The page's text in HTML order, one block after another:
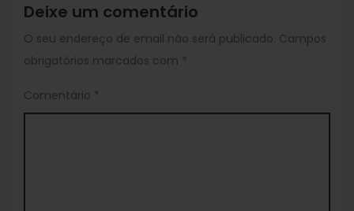
Deixe um comentário
O seu endereço de email não será publicado. Campos
obrigatórios marcados com *
Comentário *